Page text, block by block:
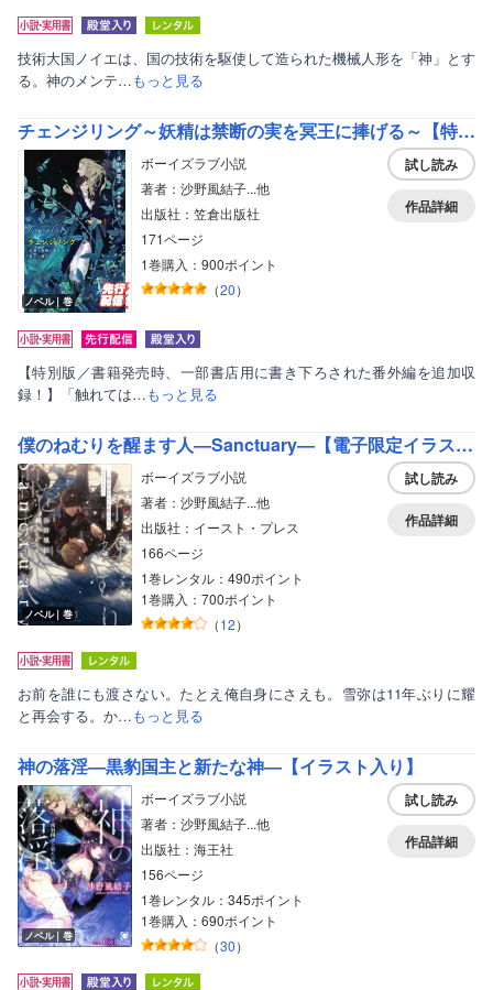
技術大国ノイエは、国の技術を駆使して造られた機械人形を「神」とす
る。神のメンテ…もっと見る
チェンジリング～妖精は禁断の実を冥王に捧げる～【特別版】（イラスト付き）
ノベル｜巻
ボーイズラブ小説
著者：沙野風結子...他
出版社：笠倉出版社
171ページ
1巻購入：900ポイント
（20）
試し読み
作品詳細
【特別版／書籍発売時、一部書店用に書き下ろされた番外編を追加収
録！】「触れては…もっと見る
僕のねむりを醒ます人―Sanctuary―【電子限定イラスト付】
ノベル｜巻
ボーイズラブ小説
著者：沙野風結子...他
出版社：イースト・プレス
166ページ
1巻レンタル：490ポイント
1巻購入：700ポイント
（12）
試し読み
作品詳細
お前を誰にも渡さない。たとえ俺自身にさえも。雪弥は11年ぶりに耀
と再会する。か…もっと見る
神の落淫―黒豹国主と新たな神―【イラスト入り】
ノベル｜巻
ボーイズラブ小説
著者：沙野風結子...他
出版社：海王社
156ページ
1巻レンタル：345ポイント
1巻購入：690ポイント
（30）
試し読み
作品詳細